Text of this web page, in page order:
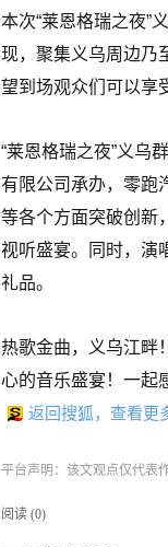
本次“莱恩格瑞之夜”
现，聚集义乌周边乃
望到场观众们可以享
“莱恩格瑞之夜”义乌
有限公司承办，零跑
等各个方面突破创新
视听盛宴。同时，演
礼品。
热歌金曲，义乌江畔
心的音乐盛宴！一起
返回搜狐，查看更
平台声明：该文观点仅代表
阅读 (0)